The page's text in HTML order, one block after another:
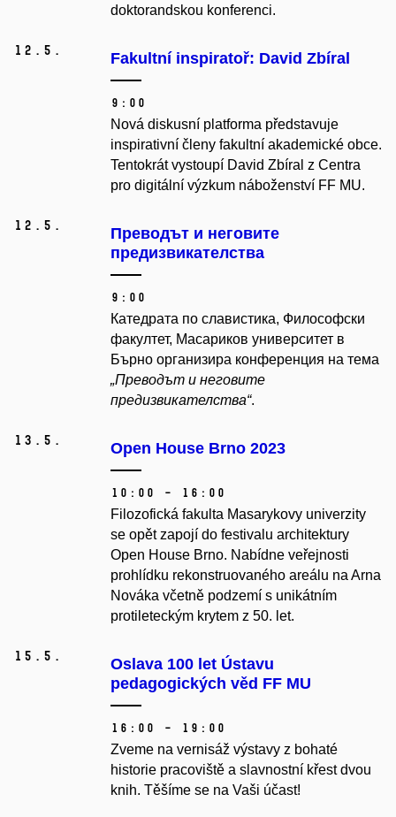
doktorandskou konferenci.
12. 5. Fakultní inspiratoř: David Zbíral
9:00
Nová diskusní platforma představuje
inspirativní členy fakultní akademické obce.
Tentokrát vystoupí David Zbíral z Centra
pro digitální výzkum náboženství FF MU.
12. 5.
Преводът и неговите
предизвикателства
9:00
Катедрата по славистика, Философски
факултет, Масариков университет в
Бърно организира конференция на тема
„Преводът и неговите
предизвикателства“.
13. 5. Open House Brno 2023
10:00 – 16:00
Filozofická fakulta Masarykovy univerzity
se opět zapojí do festivalu architektury
Open House Brno. Nabídne veřejnosti
prohlídku rekonstruovaného areálu na Arna
Nováka včetně podzemí s unikátním
protileteckým krytem z 50. let.
15. 5.
Oslava 100 let Ústavu
pedagogických věd FF MU
16:00 – 19:00
Zveme na vernisáž výstavy z bohaté
historie pracoviště a slavnostní křest dvou
knih. Těšíme se na Vaši účast!